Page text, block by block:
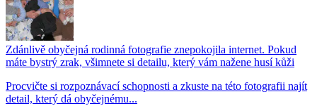
Zdánlivě obyčejná rodinná fotografie znepokojila internet. Pokud
máte bystrý zrak, všimnete si detailu, který vám nažene husí kůži
Procvičte si rozpoznávací schopnosti a zkuste na této fotografii najít
detail, který dá obyčejnému...